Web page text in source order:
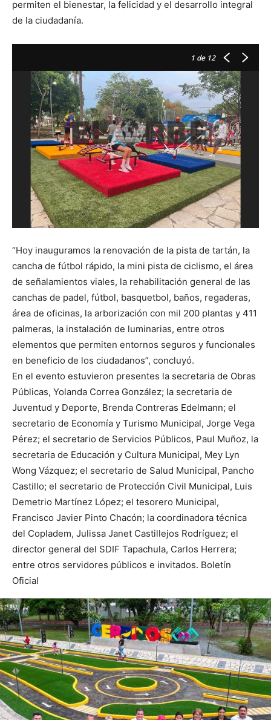
permiten el bienestar, la felicidad y el desarrollo integral
de la ciudadanía.
1 de 12
“Hoy inauguramos la renovación de la pista de tartán, la
cancha de fútbol rápido, la mini pista de ciclismo, el área
de señalamientos viales, la rehabilitación general de las
canchas de padel, fútbol, basquetbol, baños, regaderas,
área de oficinas, la arborización con mil 200 plantas y 411
palmeras, la instalación de luminarias, entre otros
elementos que permiten entornos seguros y funcionales
en beneficio de los ciudadanos”, concluyó.
En el evento estuvieron presentes la secretaria de Obras
Públicas, Yolanda Correa González; la secretaria de
Juventud y Deporte, Brenda Contreras Edelmann; el
secretario de Economía y Turismo Municipal, Jorge Vega
Pérez; el secretario de Servicios Públicos, Paul Muñoz, la
secretaria de Educación y Cultura Municipal, Mey Lyn
Wong Vázquez; el secretario de Salud Municipal, Pancho
Castillo; el secretario de Protección Civil Municipal, Luis
Demetrio Martínez López; el tesorero Municipal,
Francisco Javier Pinto Chacón; la coordinadora técnica
del Copladem, Julissa Janet Castillejos Rodríguez; el
director general del SDIF Tapachula, Carlos Herrera;
entre otros servidores públicos e invitados. Boletín
Oficial